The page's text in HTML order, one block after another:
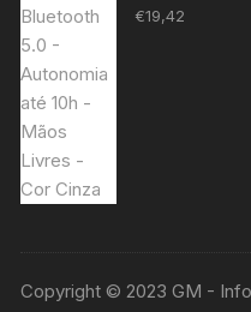
Avaliação
5.00de 5
€19,42
Copyright © 2023 GM -